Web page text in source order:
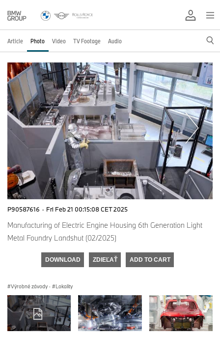
Article Photo Video TV Footage Audio
P90587616 · Fri Feb 21 00:15:08 CET 2025
Manufacturing of Electric Engine Housing 6th Generation Light
Metal Foundry Landshut (02/2025)
DOWNLOAD ZDIEĽAŤ ADD TO CART
Výrobné závody · Lokality